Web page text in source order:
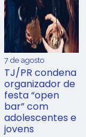
7 de agosto
TJ/PR condena
organizador de
festa “open
bar” com
adolescentes e
jovens